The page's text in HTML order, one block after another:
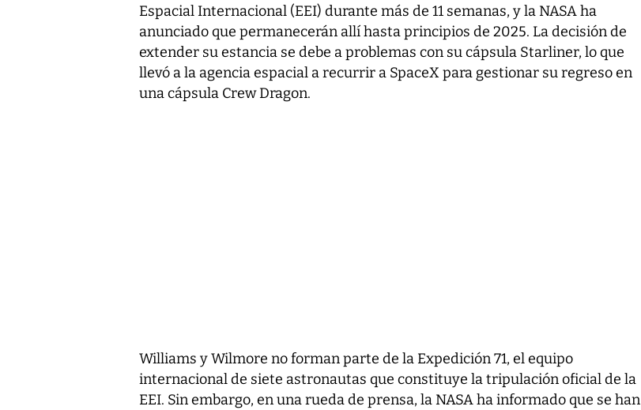
Espacial Internacional (EEI) durante más de 11 semanas, y la NASA ha
anunciado que permanecerán allí hasta principios de 2025. La decisión de
extender su estancia se debe a problemas con su cápsula Starliner, lo que
llevó a la agencia espacial a recurrir a SpaceX para gestionar su regreso en
una cápsula Crew Dragon.
Williams y Wilmore no forman parte de la Expedición 71, el equipo
internacional de siete astronautas que constituye la tripulación oficial de la
EEI. Sin embargo, en una rueda de prensa, la NASA ha informado que se han